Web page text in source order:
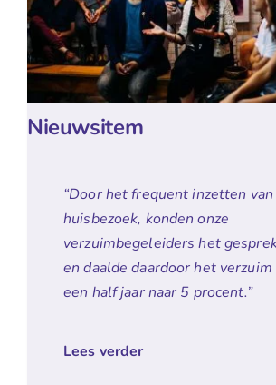
Nieuwsitem
“Door het frequent inzetten van
huisbezoek, konden onze
verzuimbegeleiders het
en daalde daardoor het
een half jaar naar 5 procent.”
Lees verder